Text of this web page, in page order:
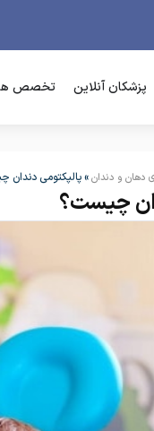
پزشکان آنلاین تخصص
دهان و دندان»پالپکتومی
چیست؟